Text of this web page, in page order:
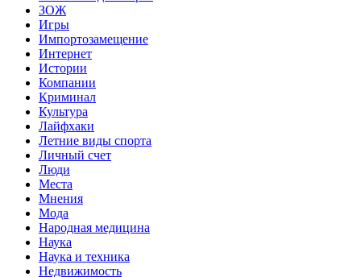
ЗОЖ
Игры
Импортозамещение
Интернет
Истории
Компании
Криминал
Культура
Лайфхаки
Летние виды спорта
Личный счет
Люди
Места
Мнения
Мода
Народная медицина
Наука
Наука и техника
Недвижимость